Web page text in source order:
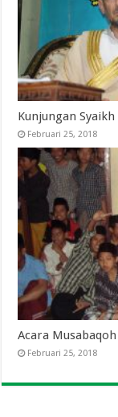
Kunjungan
Februari 25, 2018
Acara
Februari 25, 2018